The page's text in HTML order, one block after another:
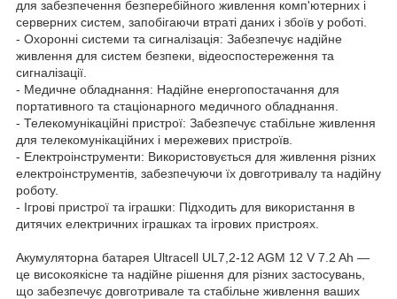
для забезпечення безперебійного живлення комп'ютерних і
серверних систем, запобігаючи втраті даних і збоїв у роботі.
- Охоронні системи та сигналізація: Забезпечує надійне
живлення для систем безпеки, відеоспостереження та
сигналізації.
- Медичне обладнання: Надійне енергопостачання для
портативного та стаціонарного медичного обладнання.
- Телекомунікаційні пристрої: Забезпечує стабільне живлення
для телекомунікаційних і мережевих пристроїв.
- Електроінструменти: Використовується для живлення різних
електроінструментів, забезпечуючи їх довготривалу та надійну
роботу.
- Ігрові пристрої та іграшки: Підходить для використання в
дитячих електричних іграшках та ігрових пристроях.
Акумуляторна батарея Ultracell UL7,2-12 AGM 12 V 7.2 Ah —
це високоякісне та надійне рішення для різних застосувань,
що забезпечує довготривале та стабільне живлення ваших